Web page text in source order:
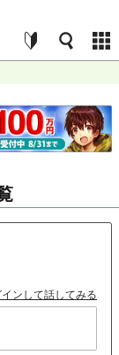
インして話してみる